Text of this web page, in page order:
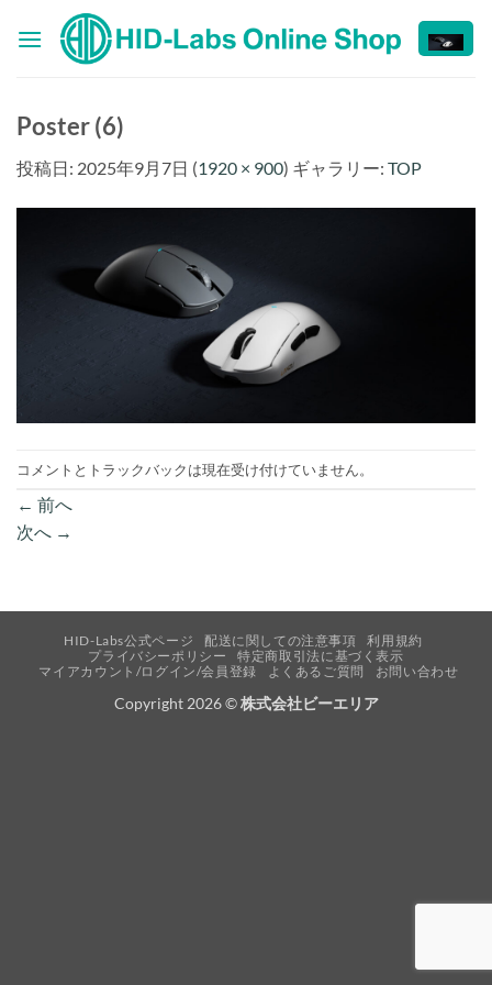
Poster (6)
投稿日: 2025年9月7日 (1920 × 900) ギャラリー: TOP
コメントとトラックバックは現在受け付けていません。
← 前へ
次へ →
HID-Labs公式ページ 配送に関しての注意事項
利用規約
プライバシーポリシー
特定商取引法に基づく表示
マイアカウント/ログイン/会員登録
よくあるご質問 お問い合わせ
Copyright 2026 ©株式会社ビーエリア